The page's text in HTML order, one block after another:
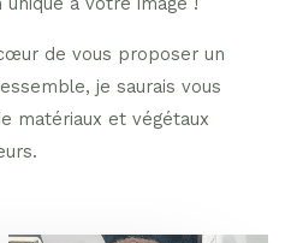
de vous proposer un
je saurais vous
matériaux et végétaux